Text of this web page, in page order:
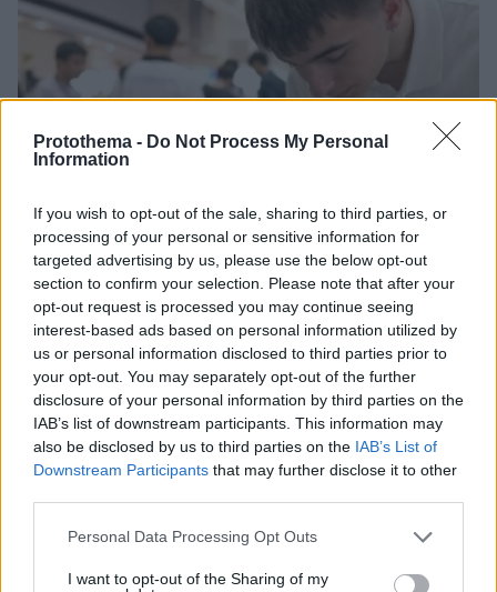
Protothema - Do Not Process My Personal
Information
If you wish to opt-out of the sale, sharing to third parties, or
processing of your personal or sensitive information for
targeted advertising by us, please use the below opt-out
section to confirm your selection. Please note that after your
opt-out request is processed you may continue seeing
interest-based ads based on personal information utilized by
us or personal information disclosed to third parties prior to
your opt-out. You may separately opt-out of the further
disclosure of your personal information by third parties on the
IAB’s list of downstream participants. This information may
also be disclosed by us to third parties on the IAB’s List of
Downstream Participants that may further disclose it to other
Please note that this website/app uses one or more Google
not limited to your visit or usage behaviour. You may click to
Personal Data Processing Opt Outs
I want to opt-out of the Sharing of my
Πώς μια απλή ιδέα εξελίχθηκε σε κορυφαίο θεσμό
ρομποτικής στην Ελλάδα
04.08.2026, 11:20
Από μαθητής, φοιτητής σε άλλη πόλη!